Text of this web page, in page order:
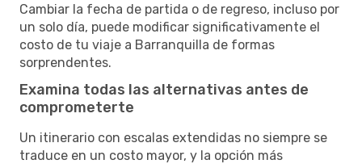
Cambiar la fecha de partida o de regreso, incluso por
un solo día, puede modificar significativamente el
costo de tu viaje a Barranquilla de formas
sorprendentes.
Examina todas las alternativas antes de
comprometerte
Un itinerario con escalas extendidas no siempre se
traduce en un costo mayor, y la opción más